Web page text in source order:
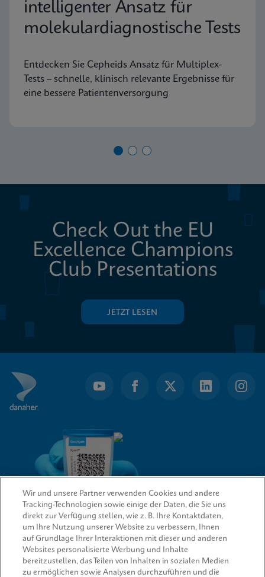
intelligenter Ansatz für
molekulardiagnostische Tests
Entdecken Sie Cepheids Ansatz für Multiplex-
Tests – schnelle, klinisch relevante Ergebnisse für
eine bessere Patientenversorgung
Check Out the EU
Excellence Champions
Club Presentations
JETZT LESEN
QUICK LINKS
Wir und unsere Partner verwenden Cookies und andere
Tracking-Technologien sowie einige der Daten, die Sie uns
direkt zur Verfügung stellen, wie z. B. Ihre Kontaktdaten,
um Ihre Nutzung unserer Website zu verbessern, Ihnen
auf Grundlage Ihrer Interaktionen mit dieser und anderen
Websites personalisierte Werbung und Inhalte
bereitzustellen, das Teilen von Inhalten in sozialen Medien
zu ermöglichen sowie Analysen durchzuführen und die